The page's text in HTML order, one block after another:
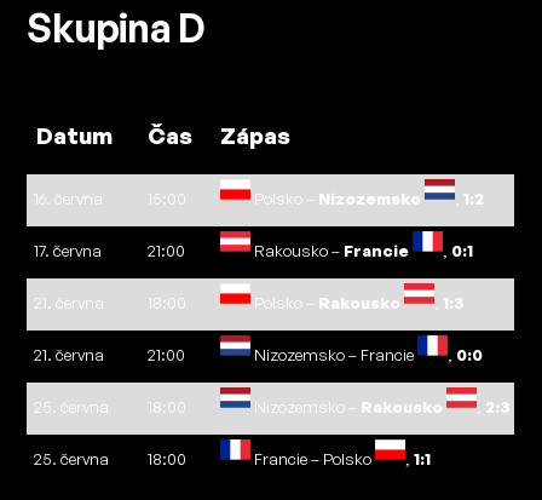
Skupina D
Datum Čas Zápas
16. června 15:00 Polsko – Nizozemsko 1:2
17. června 21:00 Rakousko – Francie 0:1
21. června 18:00 Polsko – Rakousko 1:3
21. června 21:00 Nizozemsko – Francie 0:0
25. června 18:00 Nizozemsko – Rakousko 2:3
25. června 18:00 Francie – Polsko ,1:1